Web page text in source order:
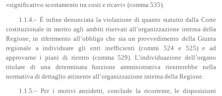
«significativo scostamento tra costi e ricavi» (comma 535).
1.1.4.– È infine denunciata la violazione di quanto statuito dalla Corte
costituzionale in merito agli ambiti riservati all’organizzazione interna della
Regione, in riferimento all’obbligo che sia un provvedimento della Giunta
regionale a individuare gli enti inefficienti (commi 524 e 525) e ad
approvarne i piani di rientro (comma 529). L’individuazione dell’organo
titolare di una determinata funzione amministrativa rientrerebbe nella
normativa di dettaglio attinente all’organizzazione interna della Regione.
1.1.5.– Per i motivi anzidetti, conclude la ricorrente, le disposizioni